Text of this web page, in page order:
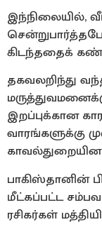
இந்நிலையில்,
கிடந்ததைக்
தகவலறிந்து
இறப்புக்கான
வாரங்களுக்கு
பாகிஸ்தானின்
மீட்கப்பட்ட
ரசிகர்கள்